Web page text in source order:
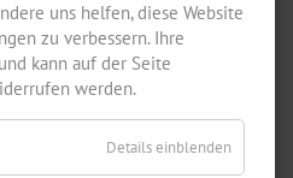
uns helfen, diese Website
zu verbessern. Ihre
kann auf der Seite
werden.
Details einblenden